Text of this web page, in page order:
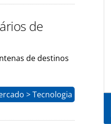
de
de destinos
> Tecnologia